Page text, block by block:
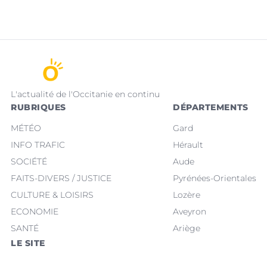
L'actualité de l'Occitanie en continu
RUBRIQUES
MÉTÉO
INFO TRAFIC
SOCIÉTÉ
FAITS-DIVERS / JUSTICE
CULTURE & LOISIRS
ECONOMIE
SANTÉ
DÉPARTEMENTS
Gard
Hérault
Aude
Pyrénées-Orientales
Lozère
Aveyron
Ariège
LE SITE